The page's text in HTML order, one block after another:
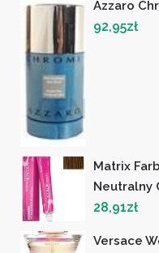
Azzaro
92,95zł
Matrix
Neutralny
28,91zł
Versace